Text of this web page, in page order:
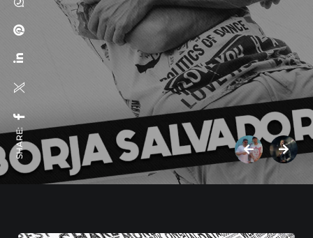
SHARE: